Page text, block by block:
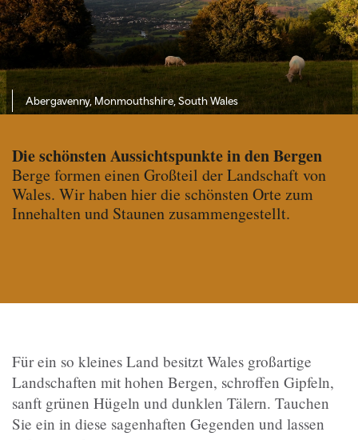
Abergavenny, Monmouthshire, South Wales
Die schönsten Aussichtspunkte in den Bergen
Berge formen einen Großteil der Landschaft von
Wales. Wir haben hier die schönsten Orte zum
Innehalten und Staunen zusammengestellt.
Für ein so kleines Land besitzt Wales großartige
Landschaften mit hohen Bergen, schroffen Gipfeln,
sanft grünen Hügeln und dunklen Tälern. Tauchen
Sie ein in diese sagenhaften Gegenden und lassen